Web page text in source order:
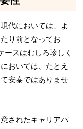
代においては、よ
り前となってお
ースはむしろ珍しく
おいては、たとえ
安泰ではありませ
されたキャリアパ